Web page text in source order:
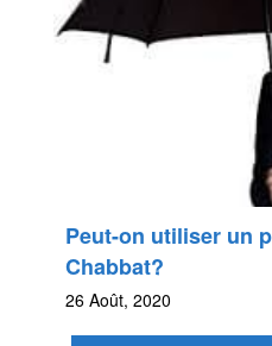
Peut-on utiliser un
Chabbat?
26 Août, 2020